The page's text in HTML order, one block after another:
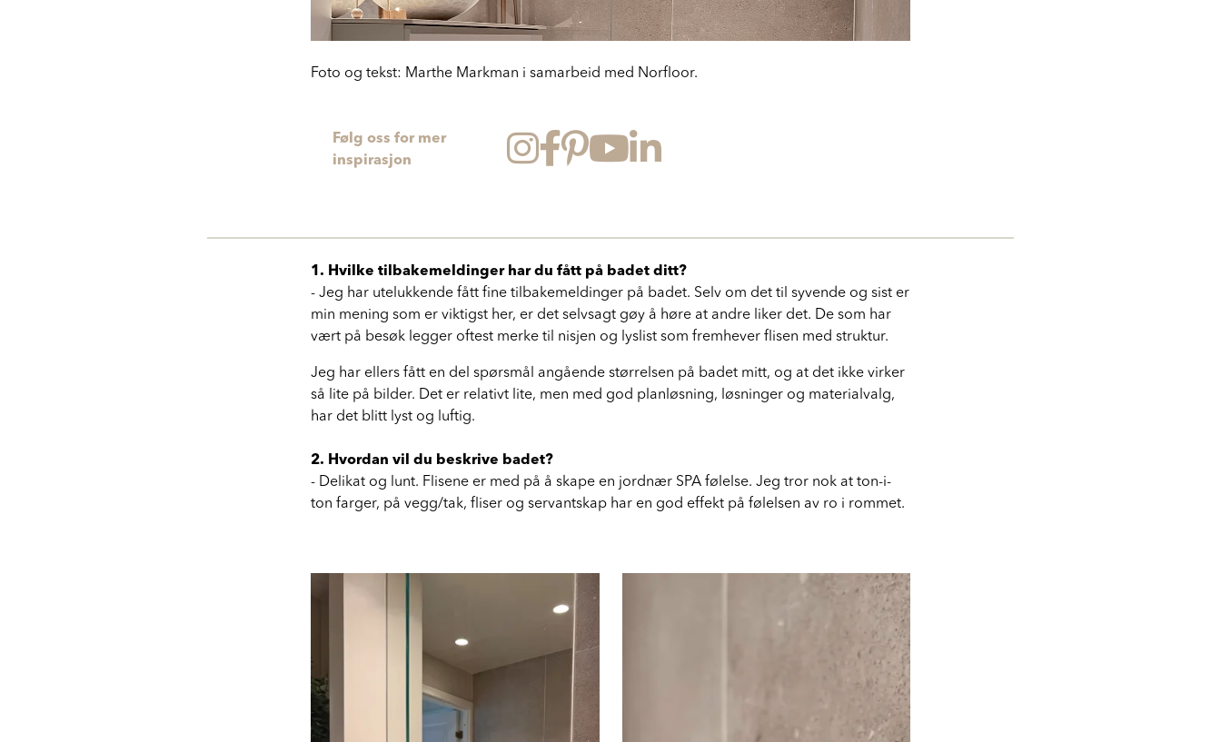
Foto og tekst: Marthe Markman i samarbeid med Norfloor.
Følg oss for mer
inspirasjon
1. Hvilke tilbakemeldinger har du fått på badet ditt?
- Jeg har utelukkende fått fine tilbakemeldinger på badet. Selv om det til syvende og sist er
min mening som er viktigst her, er det selvsagt gøy å høre at andre liker det. De som har
vært på besøk legger oftest merke til nisjen og lyslist som fremhever flisen med struktur.
Jeg har ellers fått en del spørsmål angående størrelsen på badet mitt, og at det ikke virker
så lite på bilder. Det er relativt lite, men med god planløsning, løsninger og materialvalg,
har det blitt lyst og luftig.
2. Hvordan vil du beskrive badet?
- Delikat og lunt. Flisene er med på å skape en jordnær SPA følelse. Jeg tror nok at ton-i-
ton farger, på vegg/tak, fliser og servantskap har en god effekt på følelsen av ro i rommet.